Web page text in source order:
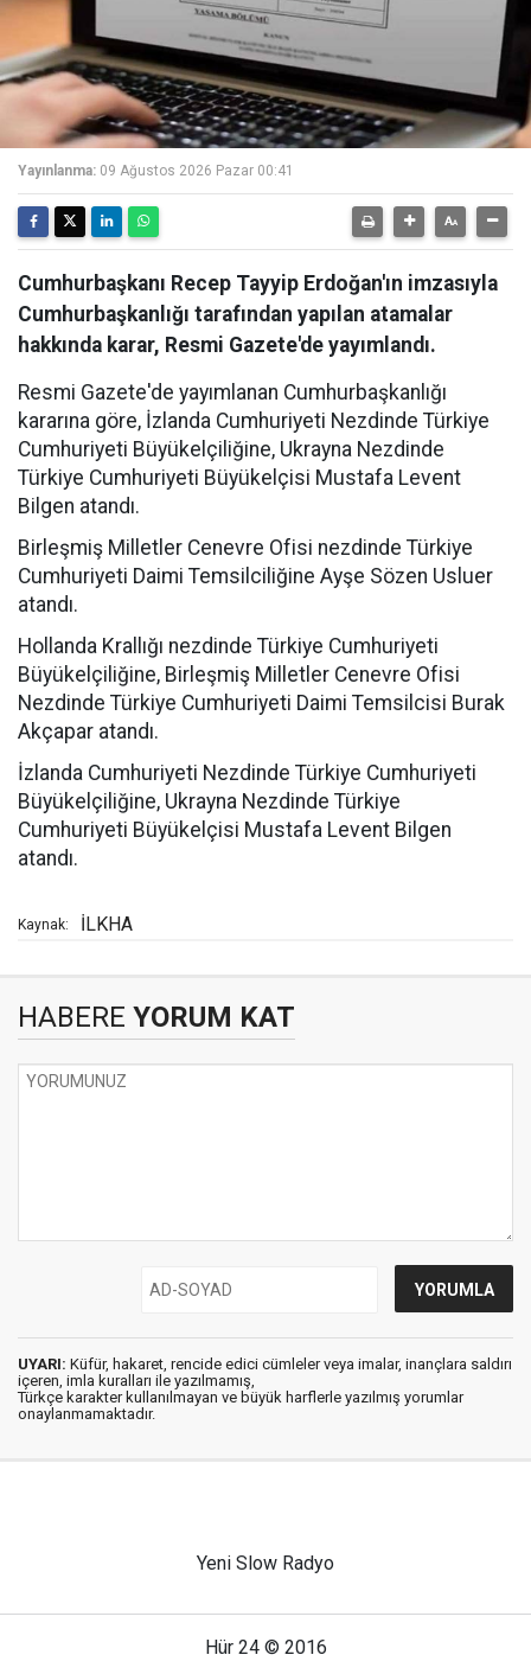
Yayınlanma: 09 Ağustos 2026 Pazar 00:41
Cumhurbaşkanı Recep Tayyip Erdoğan'ın imzasıyla
Cumhurbaşkanlığı tarafından yapılan atamalar
hakkında karar, Resmi Gazete'de yayımlandı.
Resmi Gazete'de yayımlanan Cumhurbaşkanlığı
kararına göre, İzlanda Cumhuriyeti Nezdinde Türkiye
Cumhuriyeti Büyükelçiliğine, Ukrayna Nezdinde
Türkiye Cumhuriyeti Büyükelçisi Mustafa Levent
Bilgen atandı.
Birleşmiş Milletler Cenevre Ofisi nezdinde Türkiye
Cumhuriyeti Daimi Temsilciliğine Ayşe Sözen Usluer
atandı.
Hollanda Krallığı nezdinde Türkiye Cumhuriyeti
Büyükelçiliğine, Birleşmiş Milletler Cenevre Ofisi
Nezdinde Türkiye Cumhuriyeti Daimi Temsilcisi Burak
Akçapar atandı.
İzlanda Cumhuriyeti Nezdinde Türkiye Cumhuriyeti
Büyükelçiliğine, Ukrayna Nezdinde Türkiye
Cumhuriyeti Büyükelçisi Mustafa Levent Bilgen
atandı.
Kaynak: İLKHA
HABERE YORUM KAT
UYARI: Küfür, hakaret, rencide edici cümleler veya imalar, inançlara saldırı
içeren, imla kuralları ile yazılmamış,
Türkçe karakter kullanılmayan ve büyük harflerle yazılmış yorumlar
onaylanmamaktadır.
Yeni Slow Radyo
Hür 24 © 2016